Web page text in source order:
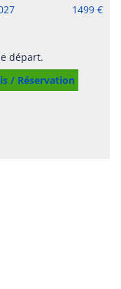
/ Réservation
1499
départ.